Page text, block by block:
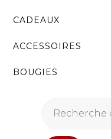
CADEAUX
ACCESSOIRES
BOUGIES
ACCUEIL